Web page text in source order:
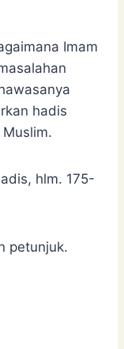
Imam
hadis
Muslim.
hlm. 175-
petunjuk.